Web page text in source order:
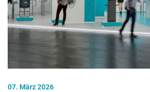
07. März 2026